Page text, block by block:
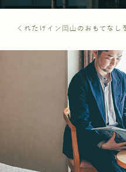
くれたけイン岡山のおもてなし